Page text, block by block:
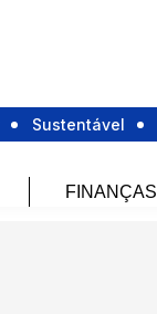
Sustentável
FINANÇAS